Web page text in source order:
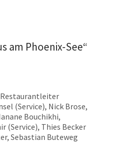
am Phoenix-See“